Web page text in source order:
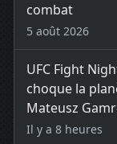
combat
5 août 2026
UFC Fight
choque la
Mateusz
Il y a 8 heures